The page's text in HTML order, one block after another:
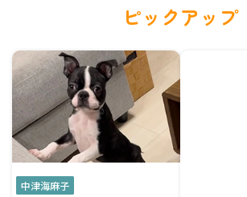
ピックアップ
中津海麻子